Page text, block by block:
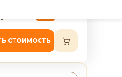
СТОИМОСТЬ